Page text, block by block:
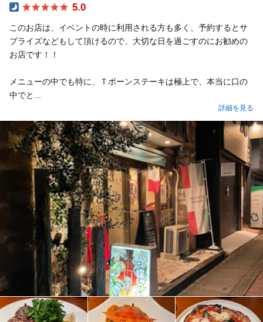
5.0
このお店は、イベントの時に利用される方も多く、予約するとサ
プライズなどもして頂けるので、大切な日を過ごすのにお勧めの
お店です！！
メニューの中でも特に、Ｔボーンステーキは極上で、本当に口の
中でと...
詳細を見る